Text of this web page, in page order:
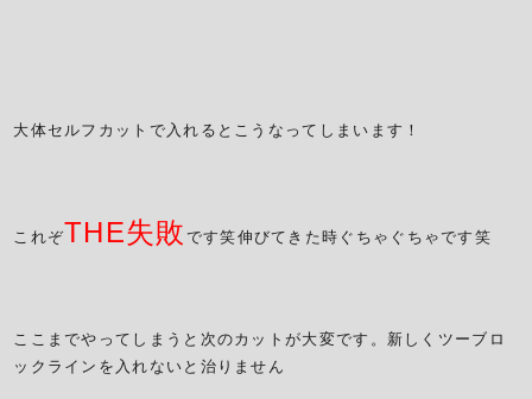
大体セルフカットで入れるとこうなってしまいます！
これぞTHE失敗 です笑伸びてきた時ぐちゃぐちゃです笑
ここまでやってしまうと次のカットが大変です。新しくツーブロ
ックラインを入れないと治りません